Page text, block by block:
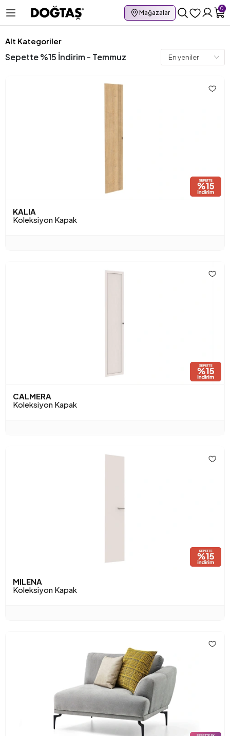
Mağazalar
0
Alt Kategoriler
Sepette %15 İndirim - Temmuz
KALIA
Koleksiyon Kapak
CALMERA
Koleksiyon Kapak
MILENA
Koleksiyon Kapak